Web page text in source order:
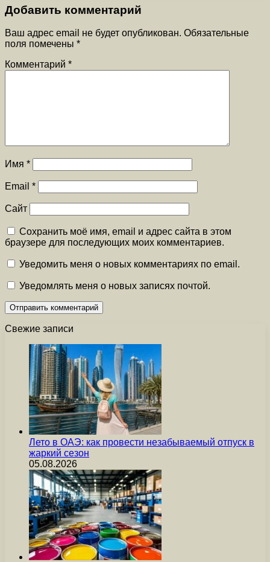
Добавить комментарий
Ваш адрес email не будет опубликован. Обязательные
поля помечены *
Комментарий *
Имя *
Email *
Сайт
Сохранить моё имя, email и адрес сайта в этом
браузере для последующих моих комментариев.
Уведомить меня о новых комментариях по email.
Уведомлять меня о новых записях почтой.
Свежие записи
Лето в ОАЭ: как провести незабываемый отпуск в
жаркий сезон
05.08.2026